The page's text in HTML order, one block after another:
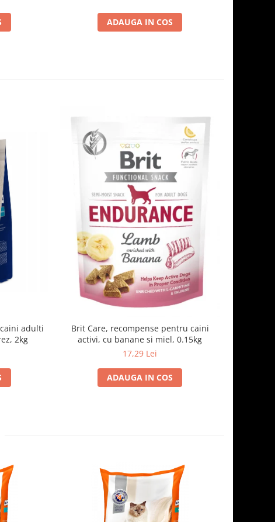
ADAUGA IN COS
adulti
2kg
Brit Care, recompense pentru caini
activi, cu banane si miel, 0.15kg
17,29 Lei
ADAUGA IN COS